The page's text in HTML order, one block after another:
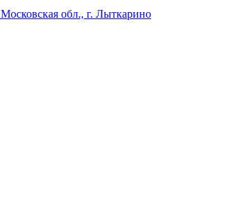
Московская обл., г. Лыткарино